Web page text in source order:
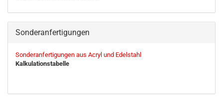
Sonderanfertigungen
Sonderanfertigungen aus Acryl und Edelstahl
Kalkulationstabelle